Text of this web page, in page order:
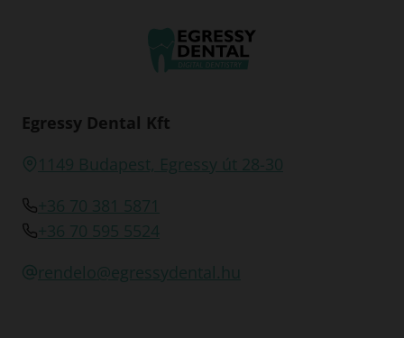
Egressy Dental Kft
1149 Budapest, Egressy út 28-30
+36 70 381 5871
+36 70 595 5524
rendelo@egressydental.hu